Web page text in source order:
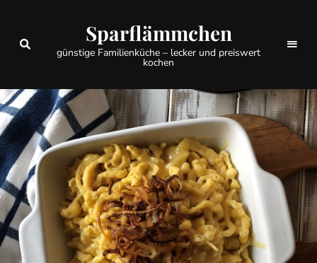
Sparflämmchen
günstige Familienküche – lecker und preiswert
kochen